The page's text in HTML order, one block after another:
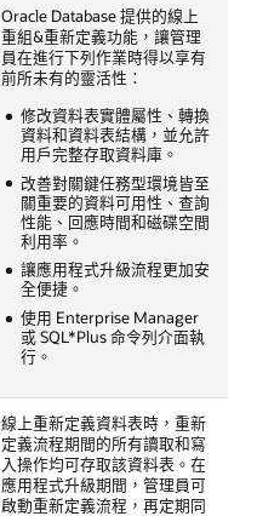
Oracle Database 提供的線上
重組&重新定義功能，讓管理
員在進行下列作業時得以享有
前所未有的靈活性：
修改資料表實體屬性、轉換
資料和資料表結構，並允許
用戶完整存取資料庫。
改善對關鍵任務型環境皆至
關重要的資料可用性、查詢
性能、回應時間和磁碟空間
利用率。
讓應用程式升級流程更加安
全便捷。
使用 Enterprise Manager
或 SQL*Plus 命令列介面執
行。
線上重新定義資料表時，重新
定義流程期間的所有讀取和寫
入操作均可存取該資料表。在
應用程式升級期間，管理員可
啟動重新定義流程，再定期同